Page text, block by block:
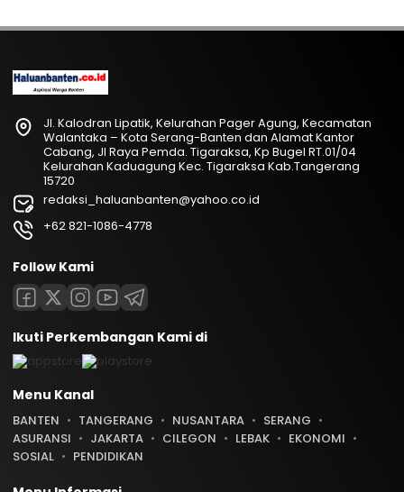
Jl. Kalodran Lipatik, Kelurahan Pager Agung, Kecamatan
Walantaka – Kota Serang-Banten dan Alamat Kantor
Cabang, Jl Raya Pemda. Tigaraksa, Kp Bugel RT.01/04
Kelurahan Kaduagung Kec. Tigaraksa Kab.Tangerang
15720
redaksi_haluanbanten@yahoo.co.id
+62 821-1086-4778
Follow Kami
Ikuti Perkembangan Kami di
Menu Kanal
BANTEN TANGERANG NUSANTARA
SERANG
ASURANSI
JAKARTA CILEGON LEBAK
EKONOMI
SOSIAL
PENDIDIKAN